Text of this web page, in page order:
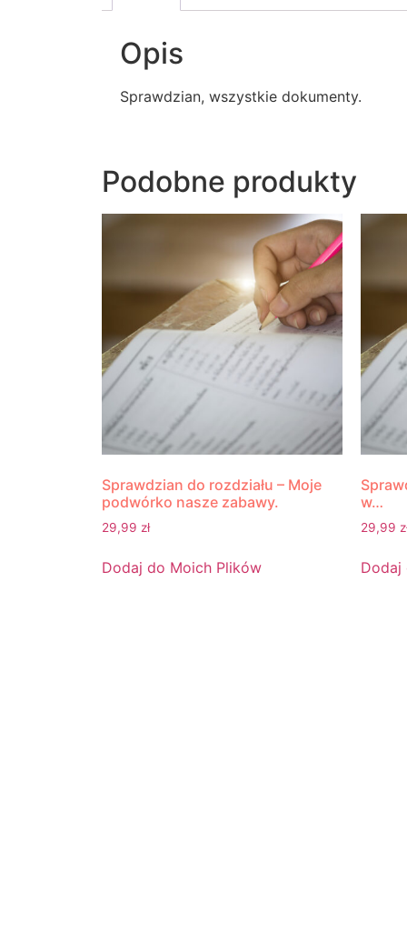
Opis
Sprawdzian, wszystkie dokumenty.
Podobne produkty
Sprawdzian do rozdziału – Moje
podwórko nasze zabawy.
29,99 zł
Dodaj do Moich Plików
w…
29,99
Dodaj